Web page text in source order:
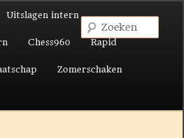
inhoud
inhoud
Uitslagen intern
Chess960 Rapid
Zomerschaken